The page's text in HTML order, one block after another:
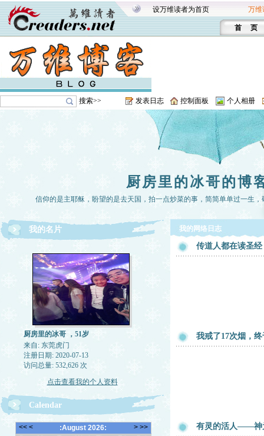
设万维读者为首页 万维
首 页
搜索>> 发表日志 控制面板 个人相册
厨房里的冰哥的博
信仰的是主耶稣，盼望的是去天国，拍一点炒菜的事，简简单单过一生
我的名片
厨房里的冰哥 ，51岁
来自: 东莞虎门
注册日期: 2020-07-13
访问总量: 532,626 次
点击查看我的个人资料
Calendar
我的网络日志
传道人都在读圣
我戒了17次烟，
有灵的活人——神